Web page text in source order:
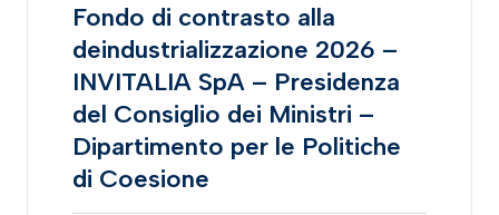
Fondo di contrasto alla
deindustrializzazione 2026 –
INVITALIA SpA – Presidenza
del Consiglio dei Ministri –
Dipartimento per le Politiche
di Coesione